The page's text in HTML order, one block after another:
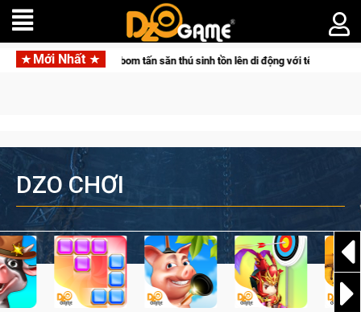
Mới Nhất
Online Norse Saga Chính Thức Mở Cửa Closed Beta Tại
DZO CHƠI